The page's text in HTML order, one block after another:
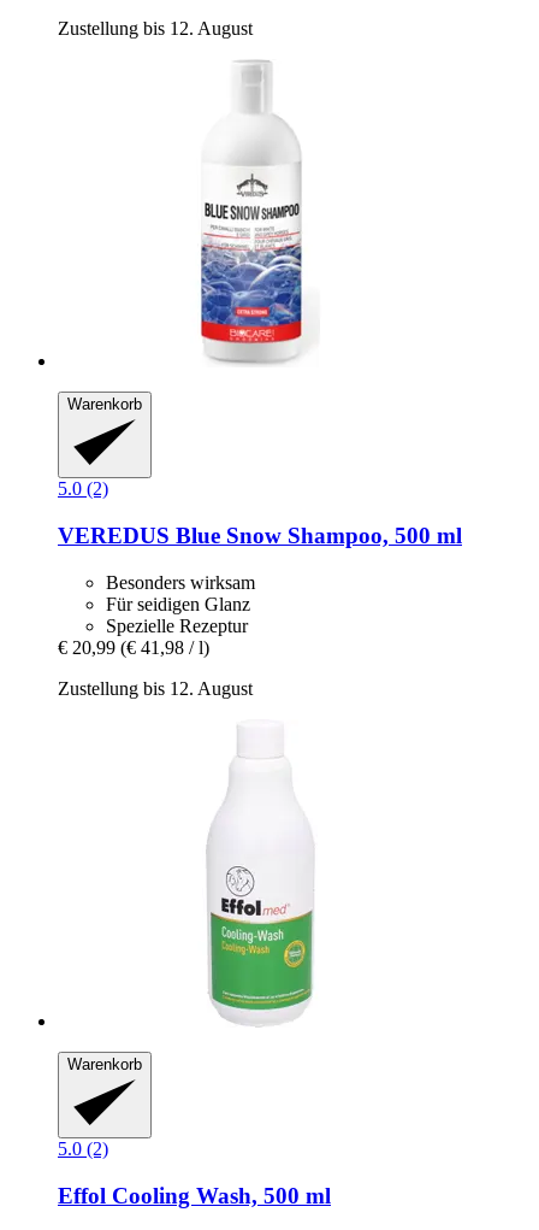
Zustellung bis 12. August
Warenkorb
5.0 (2)
VEREDUS Blue Snow Shampoo, 500 ml
Besonders wirksam
Für seidigen Glanz
Spezielle Rezeptur
€ 20,99 (€ 41,98 / l)
Zustellung bis 12. August
Warenkorb
5.0 (2)
Effol Cooling Wash, 500 ml